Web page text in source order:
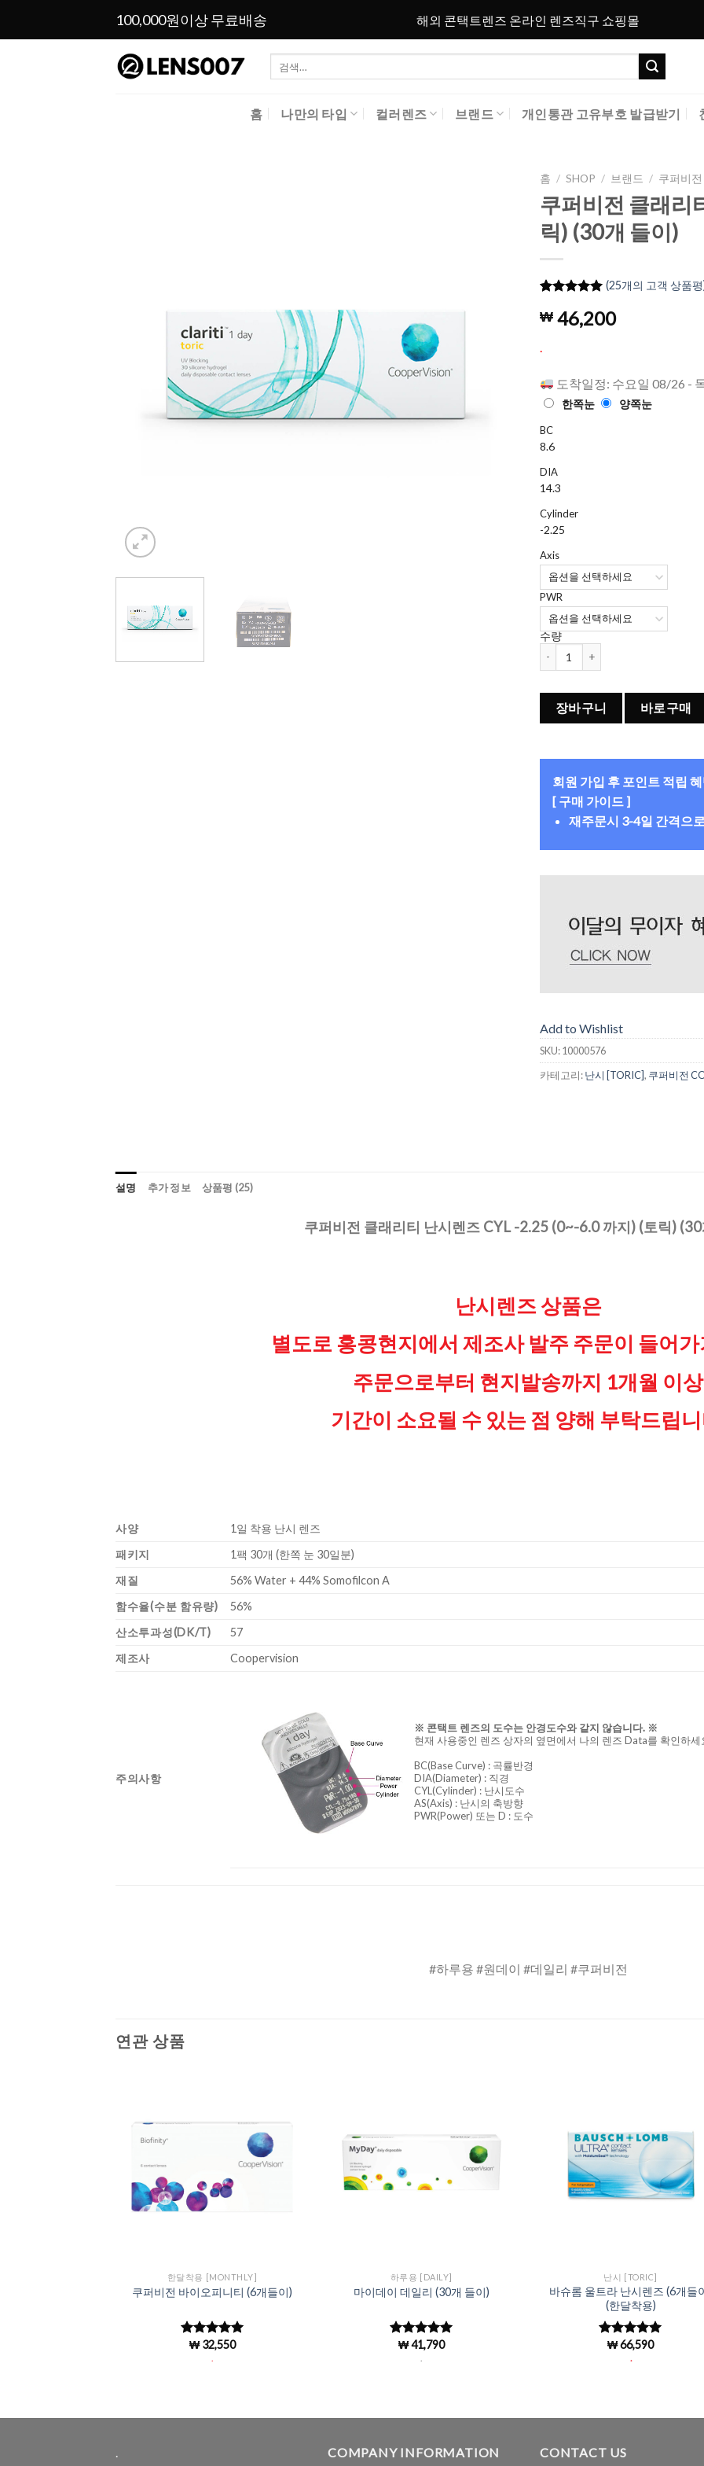
100,000원이상 무료배송 해외 콘택트렌즈 온라인 렌즈직구 쇼핑몰
색:
홈 나만의 타입 컬러렌즈 브랜드 개인통관 고유부호 발급받기
홈 / SHOP / 브랜드 / 쿠퍼비전
쿠퍼비전 클래리
릭) (30개 들이)
고객 평가
를 기준으
점에
(25개의 고객 상품
₩ 46,200
도착일정: 수요일 08/26 -
한쪽눈 양쪽눈
BC
8.6
DIA
14.3
Cylinder
-2.25
Axis
PWR
수량
쿠퍼비전 클래리티 난시렌즈 CYL -
장바구니 바로구매
회원 가입 후 포인트 적립
[ 구매 가이드 ]
재주문시 3-4일 간격으
Add to Wishlist
SKU:10000576
카테고리:난시 [TORIC], 쿠퍼비전
설명 추가 정보 상품평 (25)
쿠퍼비전 클래리티 난시렌즈 CYL -2.25 (0~-6.0 까지) (토릭)
난시렌즈 상품은
별도로 홍콩현지에서 제조사 발주 주문이 들어
주문으로부터 현지발송까지 1개월 이상
기간이 소요될 수 있는 점 양해 부탁드립
사양
1일 착용 난시 렌즈
패키지
1팩 30개 (한쪽 눈 30일분)
재질
56% Water + 44% Somofilcon A
함수율(수분 함유량)
56%
산소투과성(DK/T)
57
제조사
Coopervision
주의사항
※ 콘택트 렌즈의 도수는 안경도수와 같지 않습니다. ※
현재 사용중인 렌즈 상자의 옆면에서 나의 렌즈 Data를 확인하세
BC(Base Curve) : 곡률반경
DIA(Diameter) : 직경
CYL (Cylinder) : 난시도수
AS(Axis) : 난시의 축방향
PWR(Power) 또는 D : 도수
#하루용 #원데이 #데일리 #쿠퍼비전
연관 상품
한달착용 [MONTHLY]
쿠퍼비전 바이오피니티 (6개들이)
5 중에서
로 평
₩32,550
하루용 [DAILY]
마이데이 데일리 (30개 들이)
5 중에서
로 평가됨
₩41,790
난시 [TORIC]
바슈롬 울트라 난시렌즈 (6개들
(한달착용)
5 중에서
로 평
₩66,590
.
COMPANY INFORMATION CONTACT US